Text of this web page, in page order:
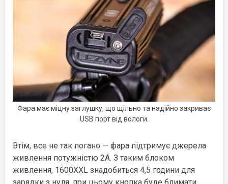
Фара має міцну заглушку, що щільно та надійно закриває
USB порт від вологи.
Втім, все не так погано — фара підтримує джерела
живлення потужністю 2А. З таким блоком
живлення, 1600XXL знадобиться 4,5 години для